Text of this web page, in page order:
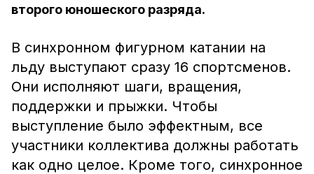
второго юношеского разряда.
В синхронном фигурном катании на
льду выступают сразу 16 спортсменов.
Они исполняют шаги, вращения,
поддержки и прыжки. Чтобы
выступление было эффектным, все
участники коллектива должны работать
как одно целое. Кроме того, синхронное